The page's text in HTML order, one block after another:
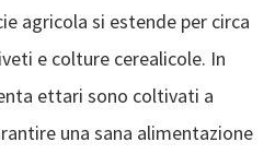
agricola si estende per circa
e colture cerealicole. In
ettari sono coltivati a
una sana alimentazione